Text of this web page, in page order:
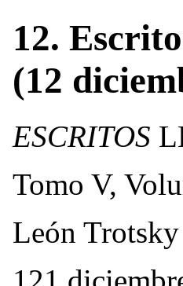
12.
(12
ESCRITOS
Tomo V,
León Trotsky